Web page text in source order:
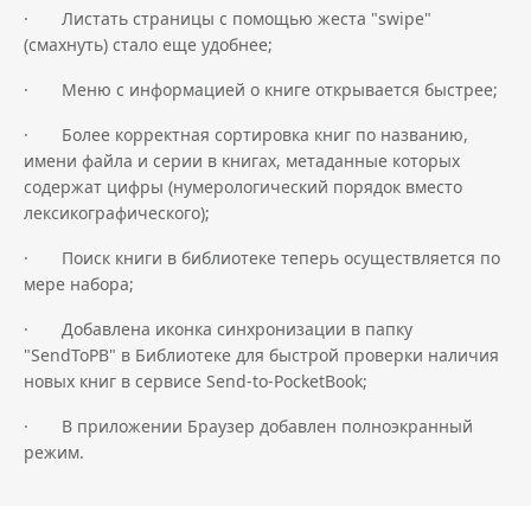
· Листать страницы с помощью жеста "swipe"
(смахнуть) стало еще удобнее;
· Меню с информацией о книге открывается быстрее;
· Более корректная сортировка книг по названию,
имени файла и серии в книгах, метаданные которых
содержат цифры (нумерологический порядок вместо
лексикографического);
· Поиск книги в библиотеке теперь осуществляется по
мере набора;
· Добавлена иконка синхронизации в папку
"SendToPB" в Библиотеке для быстрой проверки наличия
новых книг в сервисе Send-to-PocketBook;
· В приложении Браузер добавлен полноэкранный
режим.